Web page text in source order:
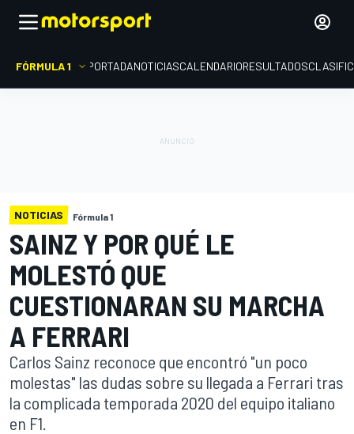
FÓRMULA 1 PORTADANOTICIASCALENDARIORESULTADOS
NOTICIAS Fórmula 1
SAINZ Y POR QUÉ LE
MOLESTÓ QUE
CUESTIONARAN SU MARCHA
A FERRARI
Carlos Sainz reconoce que encontró "un poco
molestas" las dudas sobre su llegada a Ferrari tras
la complicada temporada 2020 del equipo italiano
en F1.